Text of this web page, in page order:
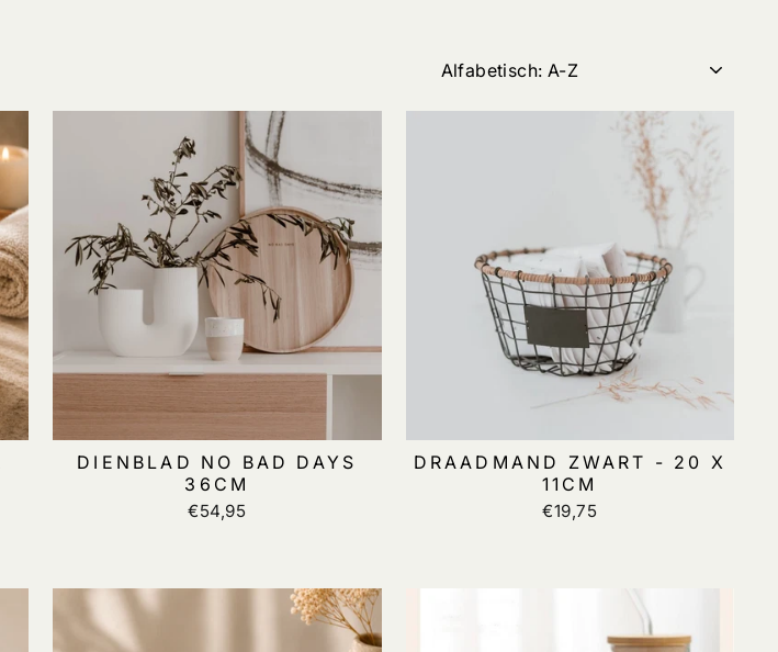
DIENBLAD NO BAD DAYS
36CM
€54,95
DRAADMAND ZWART - 20 X
11CM
€19,75